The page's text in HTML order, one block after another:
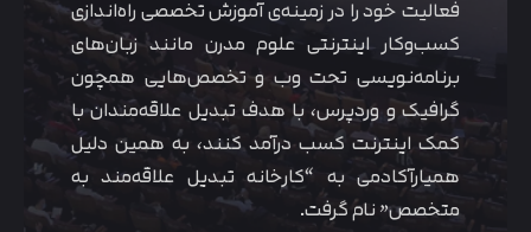
فعالیت خود را در زمینه‌ی آموزش تخصصی راه‌اندازی
کسب‌و‌کار اینترنتی علوم مدرن مانند زبان‌های
برنامه‌نویسی تحت وب و تخصص‌هایی همچون
گرافیک و وردپرس، با هدف تبدیل علاقه‌مندان با
کمک اینترنت کسب درآمد کنند، به همین دلیل
همیارآکادمی به “کارخانه تبدیل علاقه‌مند به
متخصص” نام گرفت.
متوجه شدم